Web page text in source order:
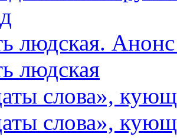
людская.
людская
слова»,
слова»,